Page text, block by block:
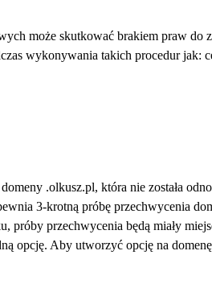
może skutkować brakiem praw do
wykonywania takich procedur jak:
.olkusz.pl, która nie została
3-krotną próbę przechwycenia
próby przechwycenia będą miały
opcję. Aby utworzyć opcję na